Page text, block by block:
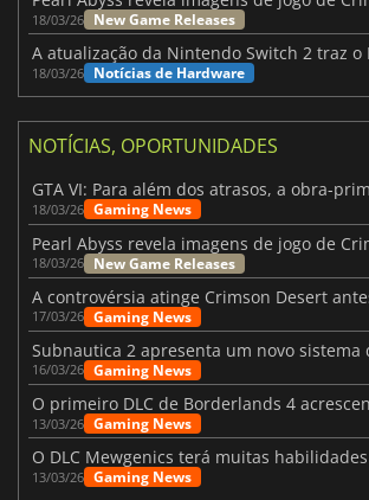
18/03/26 New Game Releases
18/03/26 Notícias de Hardware
NOTÍCIAS, OPORTUNIDADES
18/03/26 Gaming News
18/03/26 New Game Releases
17/03/26 Gaming News
16/03/26 Gaming News
13/03/26 Gaming News
O DLC Mewgenics terá muitas
13/03/26 Gaming News